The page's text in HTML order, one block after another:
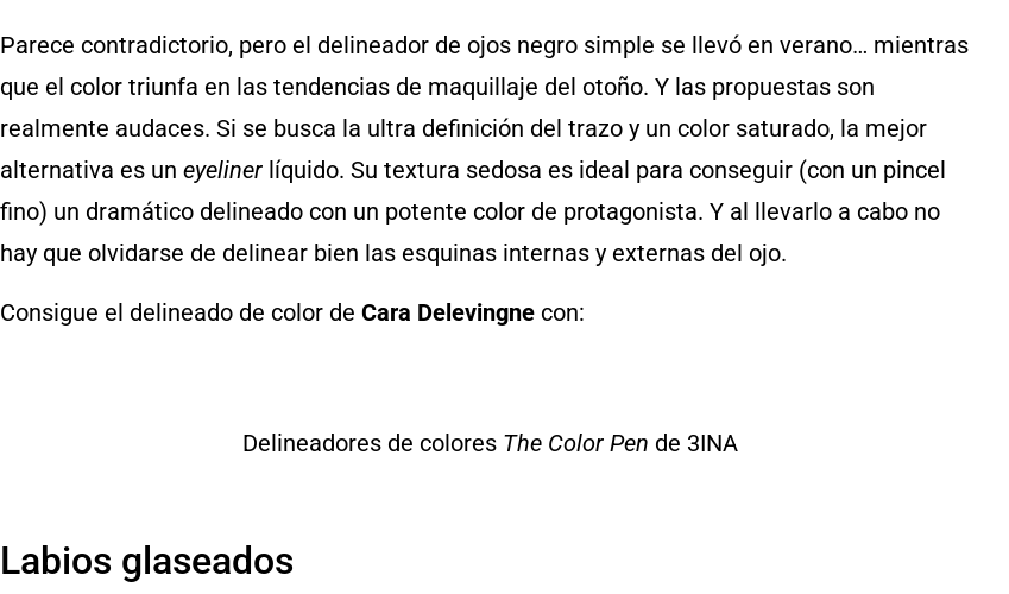
Parece contradictorio, pero el delineador de ojos negro simple se llevó en verano… mientras
que el color triunfa en las tendencias de maquillaje del otoño. Y las propuestas son
realmente audaces. Si se busca la ultra definición del trazo y un color saturado, la mejor
alternativa es un eyeliner líquido. Su textura sedosa es ideal para conseguir (con un pincel
fino) un dramático delineado con un potente color de protagonista. Y al llevarlo a cabo no
hay que olvidarse de delinear bien las esquinas internas y externas del ojo.
Consigue el delineado de color de Cara Delevingne con:
Delineadores de colores The Color Pen de 3INA
Labios glaseados